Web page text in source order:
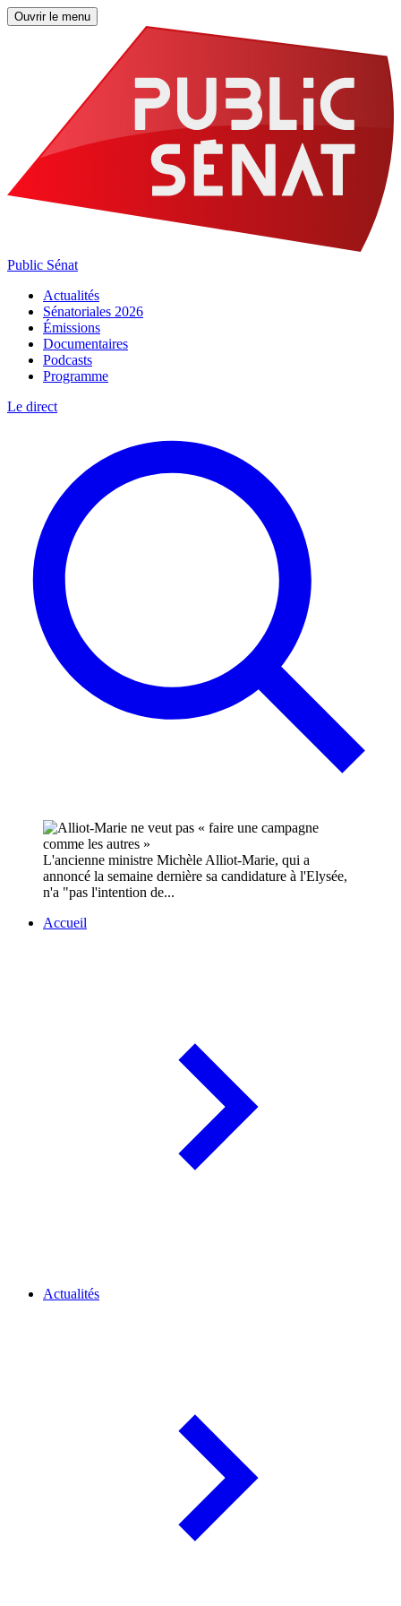
Ouvrir le menu
Public Sénat
Actualités
Sénatoriales 2026
Émissions
Documentaires
Podcasts
Programme
Le direct
L'ancienne ministre Michèle Alliot-Marie, qui a
annoncé la semaine dernière sa candidature à l'Elysée,
n'a "pas l'intention de...
Accueil
Actualités